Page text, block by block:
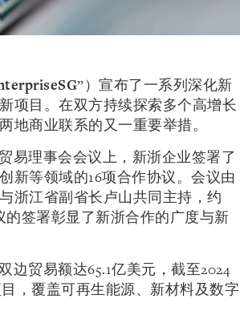
”）宣布了一系列深化新
项目。在双方持续探索多个高增长
地商业联系的又一重要举措。
易理事会会议上，新浙企业签署了
新等领域的16项合作协议。会议由
浙江省副省长卢山共同主持，约
签署彰显了新浙合作的广度与新
边贸易额达65.1亿美元，截至2024
，覆盖可再生能源、新材料及数字